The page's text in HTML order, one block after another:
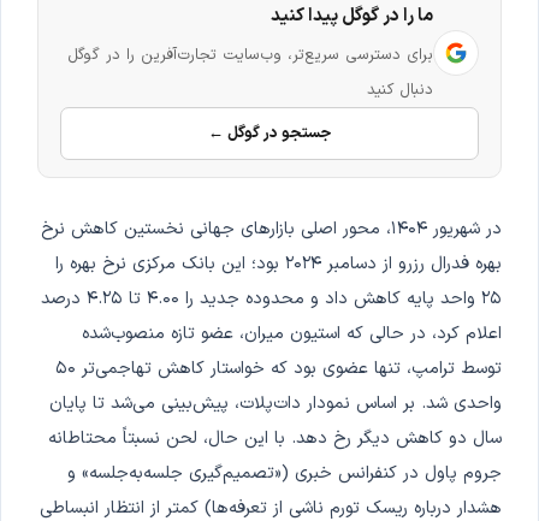
ما را در گوگل پیدا کنید
برای دسترسی سریع‌تر، وب‌سایت تجارت‌آفرین را در گوگل
دنبال کنید
جستجو در گوگل ←
در شهریور ۱۴۰۴، محور اصلی بازارهای جهانی نخستین کاهش نرخ
بهره فدرال رزرو از دسامبر ۲۰۲۴ بود؛ این بانک مرکزی نرخ بهره را
۲۵ واحد پایه کاهش داد و محدوده جدید را ۴.۰۰ تا ۴.۲۵ درصد
اعلام کرد، در حالی که استیون میران، عضو تازه منصوب‌شده
توسط ترامپ، تنها عضوی بود که خواستار کاهش تهاجمی‌تر ۵۰
واحدی شد. بر اساس نمودار دات‌پلات، پیش‌بینی می‌شد تا پایان
سال دو کاهش دیگر رخ دهد. با این حال، لحن نسبتاً محتاطانه
جروم پاول در کنفرانس خبری («تصمیم‌گیری جلسه‌به‌جلسه» و
هشدار درباره ریسک تورم ناشی از تعرفه‌ها) کمتر از انتظار انبساطی